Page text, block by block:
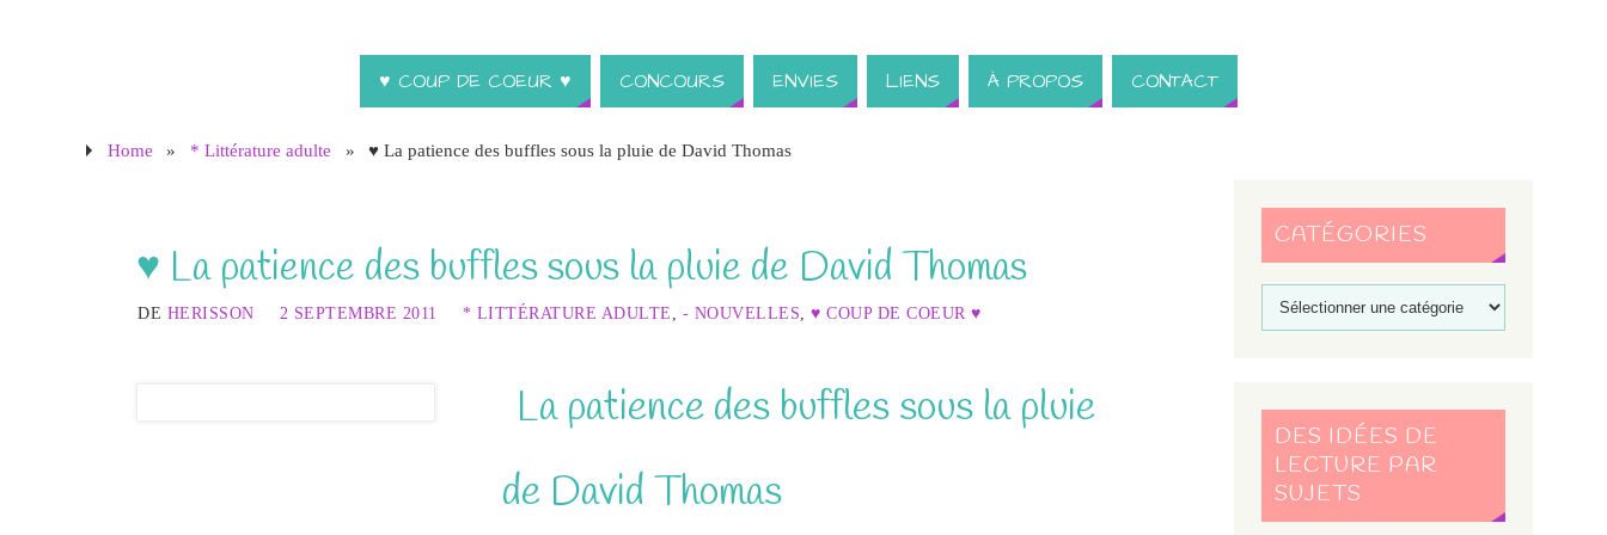
♥ COUP DE COEUR ♥ CONCOURS ENVIES LIENS À PROPOS CONTACT
Home » * Littérature adulte » ♥ La patience des buffles sous la pluie de David Thomas
♥ La patience des buffles sous la pluie de David Thomas
DE HERISSON 2 SEPTEMBRE 2011 * LITTÉRATURE ADULTE - NOUVELLES ♥ COUP DE COEUR ♥
La patience des buffles sous la pluie
de David Thomas
CATÉGORIES
DES IDÉES DE
LECTURE PAR
SUJETS